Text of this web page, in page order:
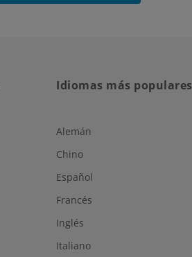
Idiomas más populares
Alemán
Chino
Español
Francés
Inglés
Italiano